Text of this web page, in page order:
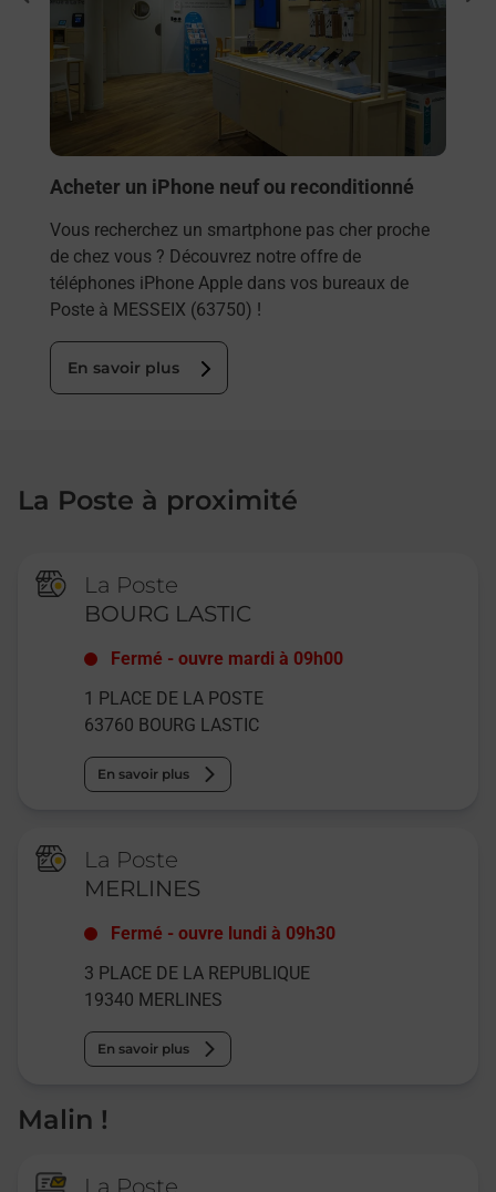
Acheter un iPhone neuf ou reconditionné
Vous recherchez un smartphone pas cher proche
de chez vous ? Découvrez notre offre de
téléphones iPhone Apple dans vos bureaux de
Poste à MESSEIX (63750) !
En savoir plus
La Poste à proximité
La Poste
BOURG LASTIC
Fermé -ouvre mardi à 09h00
1 PLACE DE LA POSTE
63760 BOURG LASTIC
En savoir plus
La Poste
MERLINES
Fermé -ouvre lundi à 09h30
3 PLACE DE LA REPUBLIQUE
19340 MERLINES
En savoir plus
Malin !
La Poste